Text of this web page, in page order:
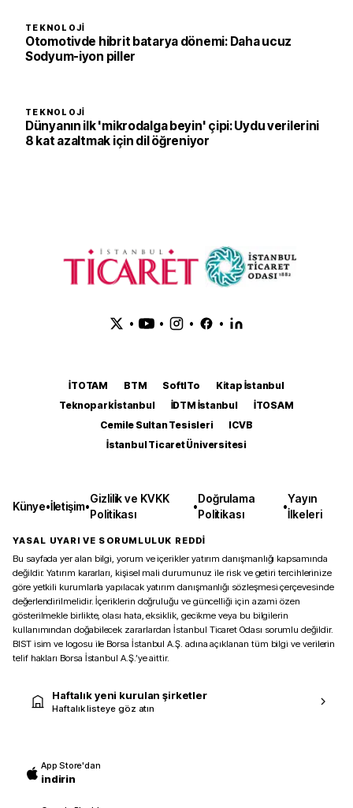
TEKNOLOJI
Otomotivde hibrit batarya dönemi: Daha ucuz
Sodyum-iyon piller
TEKNOLOJI
Dünyanın ilk 'mikrodalga beyin' çipi: Uydu verilerini
8 kat azaltmak için dil öğreniyor
• • • •
İTOTAM BTM SoftITo
Kitap İstanbul
Teknopark İstanbul
İDTM İstanbul
İTOSAM
Cemile Sultan Tesisleri
ICVB
İstanbul Ticaret Üniversitesi
Künye•İletişim•
Gizlilik ve KVKK
Politikası
•
Doğrulama
Politikası
•
Yayın
İlkeleri
YASAL UYARI VE SORUMLULUK REDDİ
Bu sayfada yer alan bilgi, yorum ve içerikler yatırım danışmanlığı kapsamında
değildir. Yatırım kararları, kişisel mali durumunuz ile risk ve getiri tercihlerinize
göre yetkili kurumlarla yapılacak yatırım danışmanlığı sözleşmesi çerçevesinde
değerlendirilmelidir. İçeriklerin doğruluğu ve güncelliği için azami özen
gösterilmekle birlikte, olası hata, eksiklik, gecikme veya bu bilgilerin
kullanımından doğabilecek zararlardan İstanbul Ticaret Odası sorumlu değildir.
BIST isim ve logosu ile Borsa İstanbul A.Ş. adına açıklanan tüm bilgi ve verilerin
telif hakları Borsa İstanbul A.Ş.’ye aittir.
Haftalık yeni kurulan şirketler
Haftalık listeye göz atın
App Store'dan
indirin